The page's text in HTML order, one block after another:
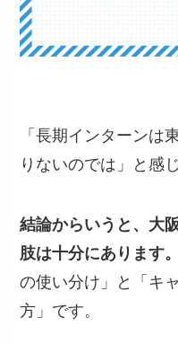
「長期インターンは
りないのでは」と感
結論からいうと、大
肢は十分にあります
の使い分け」と「キ
方」です。